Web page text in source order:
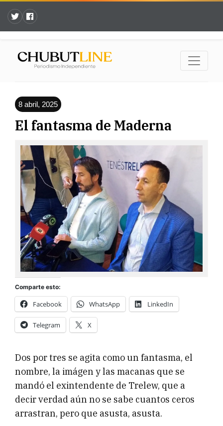
8 abril, 2025
El fantasma de Maderna
Comparte esto:
Facebook WhatsApp LinkedIn
Telegram X
Dos por tres se agita como un fantasma, el
nombre, la imágen y las macanas que se
mandó el exintendente de Trelew, que a
decir verdad aún no se sabe cuantos ceros
arrastran, pero que asusta, asusta.